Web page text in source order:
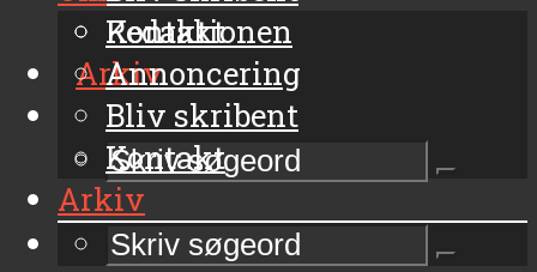
Kontakt
Arkiv
Redaktionen
Annoncering
Bliv skribent
Kontakt
Arkiv